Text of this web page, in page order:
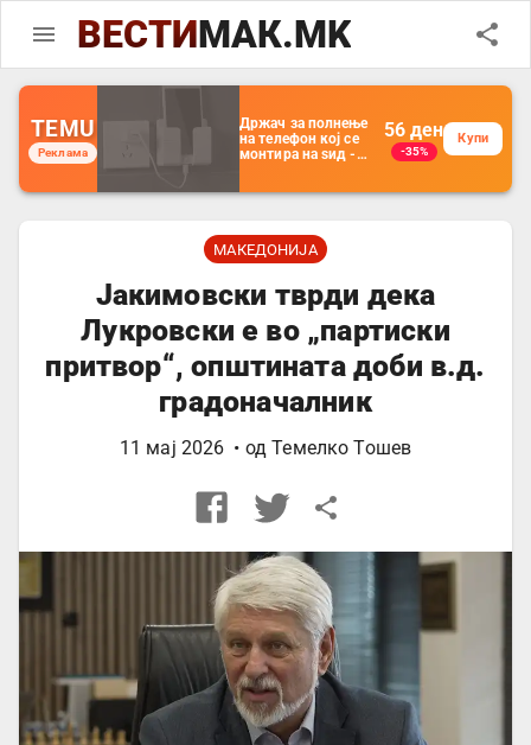
ВЕСТИМАК.MK
TEMU
Реклама
Држач за полнење
на телефон кој се
монтира на ѕид -
организатор за
далечински
управувач
56 ден
-35%
Купи
МАКЕДОНИЈА
Јакимовски тврди дека
Лукровски е во „партиски
притвор“, општината доби в.д.
градоначалник
11 мај 2026 • одТемелко Тошев